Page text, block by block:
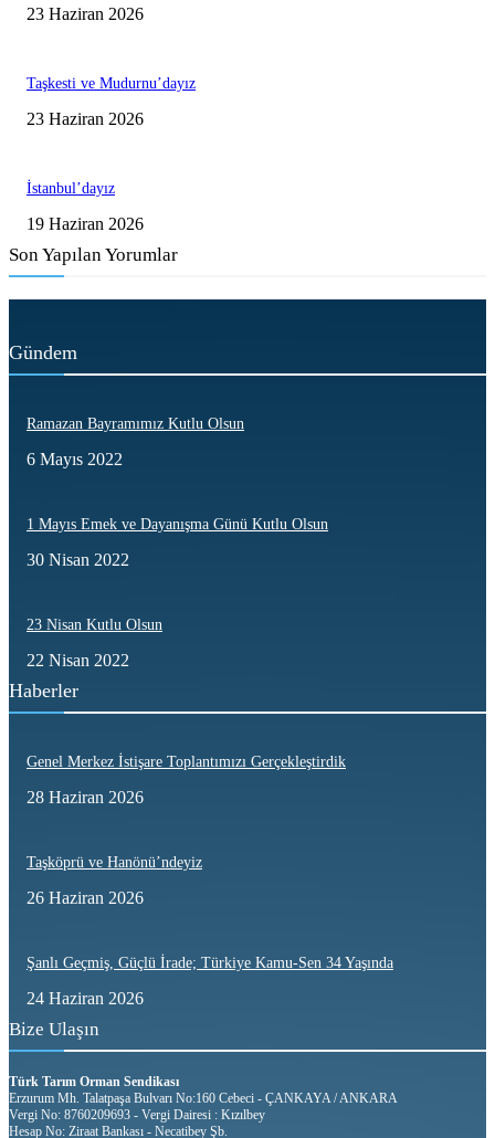
23 Haziran 2026
Taşkesti ve Mudurnu’dayız
23 Haziran 2026
İstanbul’dayız
19 Haziran 2026
Son Yapılan Yorumlar
Gündem
Ramazan Bayramımız Kutlu Olsun
6 Mayıs 2022
1 Mayıs Emek ve Dayanışma Günü Kutlu Olsun
30 Nisan 2022
23 Nisan Kutlu Olsun
22 Nisan 2022
Haberler
Genel Merkez İstişare Toplantımızı Gerçekleştirdik
28 Haziran 2026
Taşköprü ve Hanönü’ndeyiz
26 Haziran 2026
Şanlı Geçmiş, Güçlü İrade; Türkiye Kamu-Sen 34 Yaşında
24 Haziran 2026
Bize Ulaşın
Türk Tarım Orman Sendikası
Erzurum Mh. Talatpaşa Bulvarı No:160 Cebeci - ÇANKAYA / ANKARA
Vergi No: 8760209693 - Vergi Dairesi : Kızılbey
Hesap No: Ziraat Bankası - Necatibey Şb.